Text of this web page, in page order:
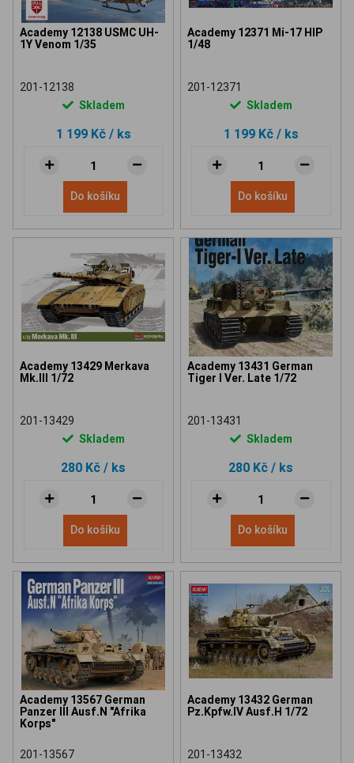
Academy 12138 USMC UH-
1Y Venom 1/35
201-12138
Skladem
1 199 Kč / ks
Do košíku
Academy 12371 Mi-17 HIP
1/48
201-12371
Skladem
1 199 Kč / ks
Do košíku
Academy 13429 Merkava
Mk.III 1/72
201-13429
Skladem
280 Kč / ks
Do košíku
Academy 13431 German
Tiger I Ver. Late 1/72
201-13431
Skladem
280 Kč / ks
Do košíku
Academy 13567 German
Panzer III Ausf.N "Afrika
Korps"
201-13567
Academy 13432 German
Pz.Kpfw.IV Ausf.H 1/72
201-13432